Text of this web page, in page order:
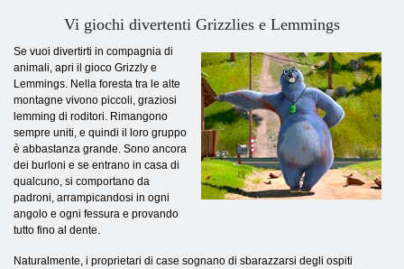
Vi giochi divertenti Grizzlies e Lemmings
Se vuoi divertirti in compagnia di
animali, apri il gioco Grizzly e
Lemmings. Nella foresta tra le alte
montagne vivono piccoli, graziosi
lemming di roditori. Rimangono
sempre uniti, e quindi il loro gruppo
è abbastanza grande. Sono ancora
dei burloni e se entrano in casa di
qualcuno, si comportano da
padroni, arrampicandosi in ogni
angolo e ogni fessura e provando
tutto fino al dente.
Naturalmente, i proprietari di case sognano di sbarazzarsi degli ospiti